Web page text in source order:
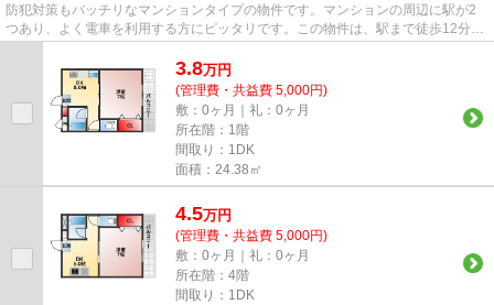
防犯対策もバッチリなマンションタイプの物件です。マンションの周辺に駅が2
つあり、よく電車を利用する方にピッタリです。この物件は、駅まで徒歩12分に
3.8万円
(管理費・共益費 5,000円)
敷：0ヶ月｜礼：0ヶ月
所在階：1階
間取り：1DK
面積：24.38㎡
4.5万円
(管理費・共益費 5,000円)
敷：0ヶ月｜礼：0ヶ月
所在階：4階
間取り：1DK